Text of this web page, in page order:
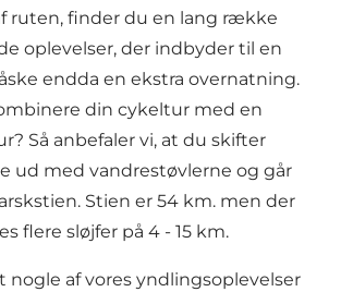
ruten, finder du en lang række
oplevelser, der indbyder til en
endda en ekstra overnatning.
din cykeltur med en
Så anbefaler vi, at du skifter
ud med vandrestøvlerne og går
. Stien er 54 km. men der
flere sløjfer på 4 - 15 km.
nogle af vores yndlingsoplevelser